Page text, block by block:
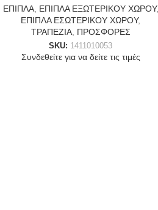
ΕΠΙΠΛΑ, ΕΠΙΠΛΑ ΕΞΩΤΕΡΙΚΟΥ ΧΩΡΟΥ,
ΕΠΙΠΛΑ ΕΣΩΤΕΡΙΚΟΥ ΧΩΡΟΥ,
ΤΡΑΠΕΖΙΑ, ΠΡΟΣΦΟΡΕΣ
SKU: 1411010053
Συνδεθείτε για να δείτε τις τιμές